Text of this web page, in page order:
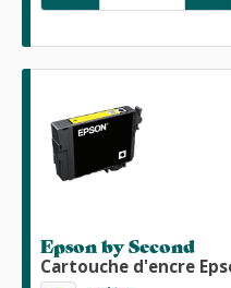
Epson by Second
Cartouche d'encre